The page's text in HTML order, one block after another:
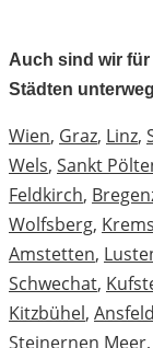
Auch sind wir
Städten
Wien, Graz, Linz,
Wels, Sankt
Feldkirch,
Wolfsberg,
Amstetten,
Schwechat,
Kitzbühel,
Steinernen Meer,